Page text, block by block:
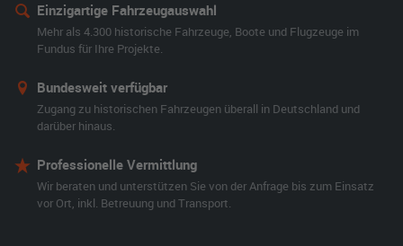
Einzigartige Fahrzeugauswahl
Mehr als 4.300 historische Fahrzeuge, Boote und Flugzeuge im
Fundus für Ihre Projekte.
Bundesweit verfügbar
Zugang zu historischen Fahrzeugen überall in Deutschland und
darüber hinaus.
Professionelle Vermittlung
Wir beraten und unterstützen Sie von der Anfrage bis zum Einsatz
vor Ort, inkl. Betreuung und Transport.